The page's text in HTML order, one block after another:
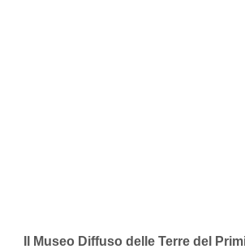
Il Museo Diffuso delle Terre del